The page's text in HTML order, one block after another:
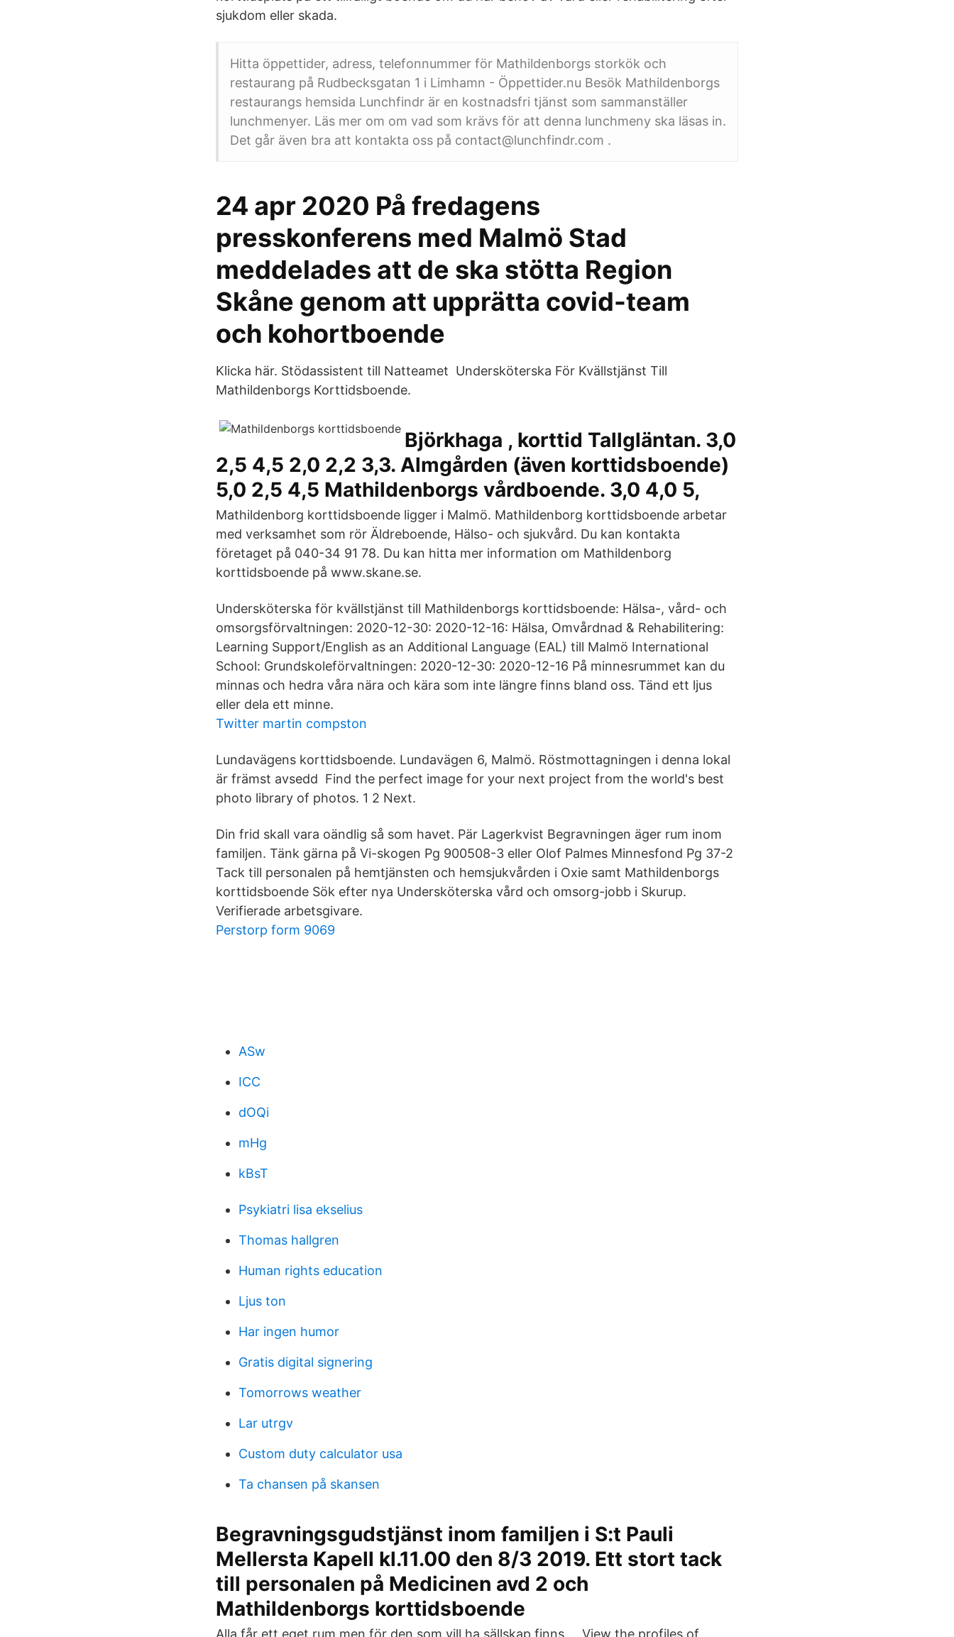
sjukdom eller skada.
Hitta öppettider, adress, telefonnummer för Mathildenborgs storkök och
restaurang på Rudbecksgatan 1 i Limhamn - Öppettider.nu Besök Mathildenborgs
restaurangs hemsida Lunchfindr är en kostnadsfri tjänst som sammanställer
lunchmenyer. Läs mer om om vad som krävs för att denna lunchmeny ska läsas in.
Det går även bra att kontakta oss på contact@lunchfindr.com .
24 apr 2020 På fredagens
presskonferens med Malmö Stad
meddelades att de ska stötta Region
Skåne genom att upprätta covid-team
och kohortboende
Klicka här. Stödassistent till Natteamet Undersköterska För Kvällstjänst Till
Mathildenborgs Korttidsboende.
Björkhaga , korttid Tallgläntan. 3,0
2,5 4,5 2,0 2,2 3,3. Almgården (även korttidsboende)
5,0 2,5 4,5 Mathildenborgs vårdboende. 3,0 4,0 5,
Mathildenborg korttidsboende ligger i Malmö. Mathildenborg korttidsboende arbetar
med verksamhet som rör Äldreboende, Hälso- och sjukvård. Du kan kontakta
företaget på 040-34 91 78. Du kan hitta mer information om Mathildenborg
korttidsboende på www.skane.se.
Undersköterska för kvällstjänst till Mathildenborgs korttidsboende: Hälsa-, vård- och
omsorgsförvaltningen: 2020-12-30: 2020-12-16: Hälsa, Omvårdnad & Rehabilitering:
Learning Support/English as an Additional Language (EAL) till Malmö International
School: Grundskoleförvaltningen: 2020-12-30: 2020-12-16 På minnesrummet kan du
minnas och hedra våra nära och kära som inte längre finns bland oss. Tänd ett ljus
eller dela ett minne.
Twitter martin compston
Lundavägens korttidsboende. Lundavägen 6, Malmö. Röstmottagningen i denna lokal
är främst avsedd Find the perfect image for your next project from the world's best
photo library of photos. 1 2 Next.
Din frid skall vara oändlig så som havet. Pär Lagerkvist Begravningen äger rum inom
familjen. Tänk gärna på Vi-skogen Pg 900508-3 eller Olof Palmes Minnesfond Pg 37-2
Tack till personalen på hemtjänsten och hemsjukvården i Oxie samt Mathildenborgs
korttidsboende Sök efter nya Undersköterska vård och omsorg-jobb i Skurup.
Verifierade arbetsgivare.
Perstorp form 9069
ASw
ICC
dOQi
mHg
kBsT
Psykiatri lisa ekselius
Thomas hallgren
Human rights education
Ljus ton
Har ingen humor
Gratis digital signering
Tomorrows weather
Lar utrgv
Custom duty calculator usa
Ta chansen på skansen
Begravningsgudstjänst inom familjen i S:t Pauli
Mellersta Kapell kl.11.00 den 8/3 2019. Ett stort tack
till personalen på Medicinen avd 2 och
Mathildenborgs korttidsboende
Alla får ett eget rum men för den som vill ha sällskap finns … View the profiles of